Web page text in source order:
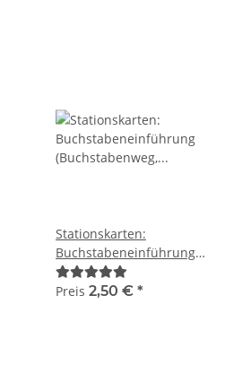
Stationskarten:
Buchstabeneinführung
(Buchstabenweg, Stationen)
Preis 2,50 € *